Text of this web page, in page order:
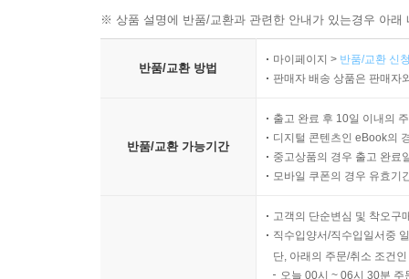
※ 상품 설명에 반품/교환과 관련한 안내가 있는경우 아
반품/교환 방법
마이페이지 > 반품/교환 신
판매자 배송 상품은 판매자
반품/교환 가능기간
출고 완료 후 10일 이내의
디지털 콘텐츠인 eBook의
중고상품의 경우 출고 완료
모바일 쿠폰의 경우 유효기
고객의 단순변심 및 착오구
직수입양서/직수입일서중
단, 아래의 주문/취소 조건
오늘 00시 ~ 06시 30분